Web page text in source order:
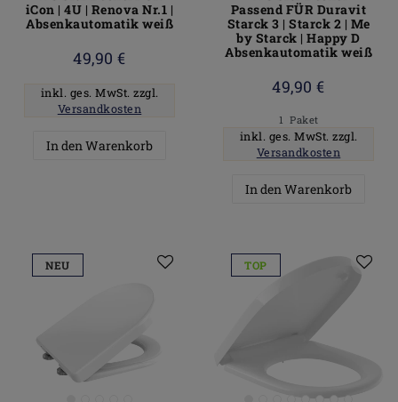
iCon | 4U | Renova Nr.1 |
Absenkautomatik weiß
49,90 €
inkl. ges. MwSt. zzgl.
Versandkosten
In den Warenkorb
Passend FÜR Duravit
Starck 3 | Starck 2 | Me
by Starck | Happy D
Absenkautomatik weiß
49,90 €
1 Paket
inkl. ges. MwSt. zzgl.
Versandkosten
In den Warenkorb
NEU TOP